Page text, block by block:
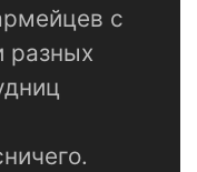
с
разных